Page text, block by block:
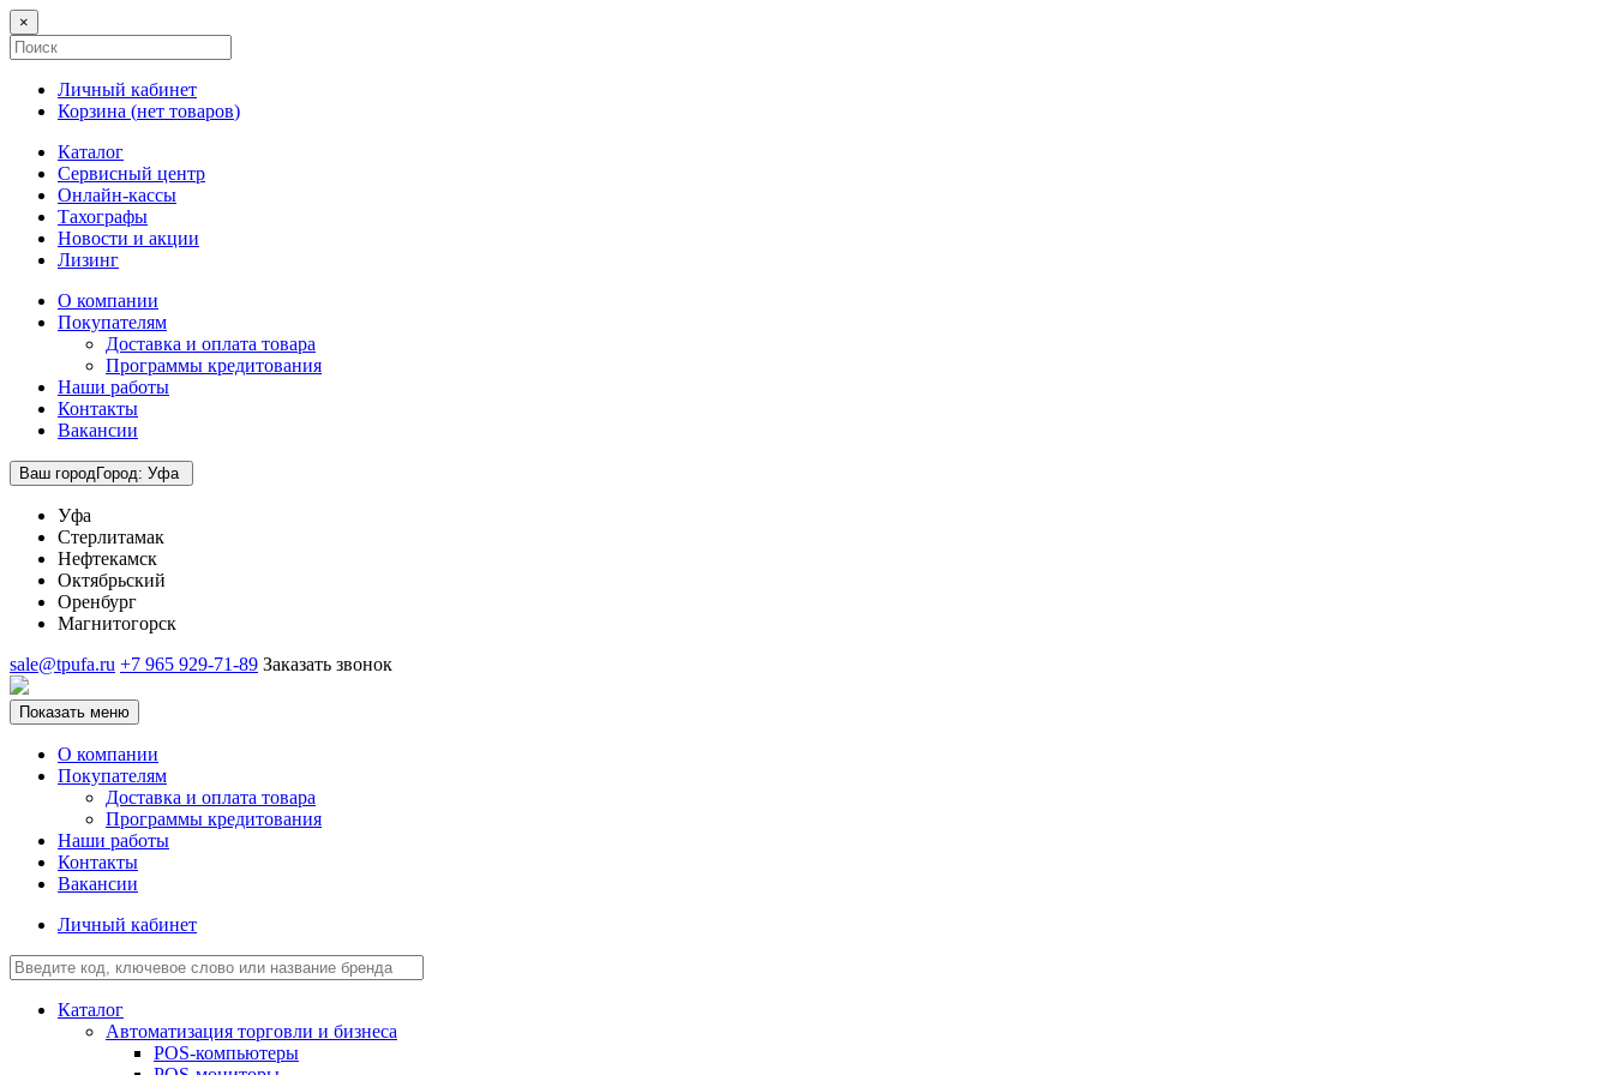
×
Личный кабинет
Корзина (нет товаров)
Каталог
Сервисный центр
Онлайн-кассы
Тахографы
Новости и акции
Лизинг
О компании
Покупателям
Доставка и оплата товара
Программы кредитования
Наши работы
Контакты
Вакансии
Ваш городГород: Уфа
Уфа
Стерлитамак
Нефтекамск
Октябрьский
Оренбург
Магнитогорск
sale@tpufa.ru +7 965 929-71-89 Заказать звонок
Показать меню
О компании
Покупателям
Доставка и оплата товара
Программы кредитования
Наши работы
Контакты
Вакансии
Личный кабинет
Каталог
Автоматизация торговли и бизнеса
POS-компьютеры